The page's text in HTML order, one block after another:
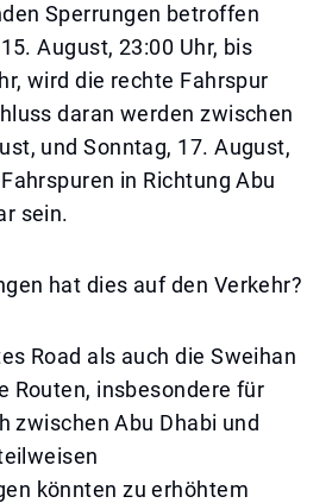
Sperrungen betroffen
August, 23:00 Uhr, bis
wird die rechte Fahrspur
daran werden zwischen
und Sonntag, 17. August,
in Richtung Abu
sein.
hat dies auf den Verkehr?
Road als auch die Sweihan
Routen, insbesondere für
zwischen Abu Dhabi und
könnten zu erhöhtem